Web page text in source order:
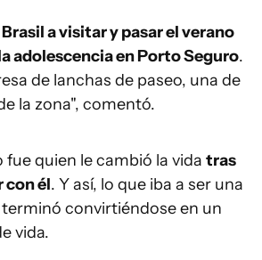
a visitar y pasar el verano
adolescencia en Porto Seguro.
de lanchas de paseo, una de
la zona", comentó.
fue quien le cambió la vida tras
con él. Y así, lo que iba a ser una
convirtiéndose en un
vida.